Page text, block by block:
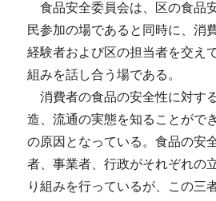
食品安全委員会は、区の食品
民参加の場であると同時に、消
経験者および区の担当者を交え
組みを話し合う場である。
消費者の食品の安全性に対す
造、流通の実態を知ることがで
の原因となっている。食品の安
者、事業者、行政がそれぞれの
り組みを行っているが、この三